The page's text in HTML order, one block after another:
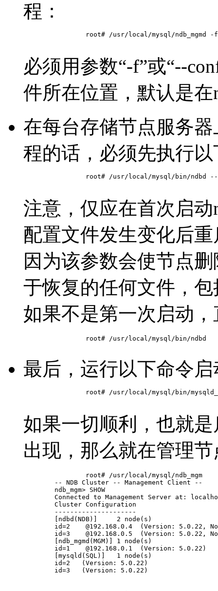
程：
必须用参数“-f”或“--
件所在位置，默认是在
在每台存储节点服务
程的话，必须先执行
注意，仅应在首次启
配置文件发生变化后
因为该参数会使节点
于恢复的任何文件，
如果不是第一次启动
最后，运行以下命令
如果一切顺利，也就
出现，那么就在管理